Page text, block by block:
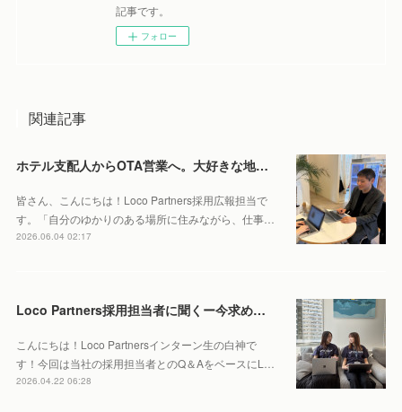
記事です。
フォロー
関連記事
ホテル支配人からOTA営業へ。大好きな地元・北海道で働くやりがいとは。
皆さん、こんにちは！Loco Partners採用広報担当で
す。「自分のゆかりのある場所に住みながら、仕事…
2026.06.04 02:17
Loco Partners採用担当者に聞くー今求める人物像はこれ！
こんにちは！Loco Partnersインターン生の白神で
す！今回は当社の採用担当者とのQ＆AをベースにL…
2026.04.22 06:28